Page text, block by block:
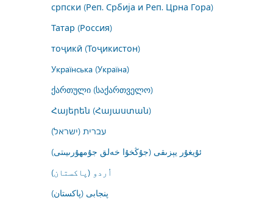
српски (Реп. Србија и Реп. Црна Гора)
Татар (Россия)
тоҷикӣ (Тоҷикистон)
Українська (Україна)
ქართული (საქართველო)
Հայերեն (Հայաստան)
עברית (ישראל)
ئۇيغۇر يېزىقى (جۇڭخۇا خەلق جۇمھۇرىيىتى)
اُردو (پاکستان)
پنجابی (پاکستان)